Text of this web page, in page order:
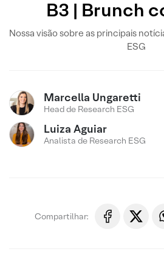
B3 | Brunch
Nossa visão sobre as principais
ESG
Marcella Ungaretti
Head de Research ESG
Luiza Aguiar
Analista de Research ESG
Compartilhar: